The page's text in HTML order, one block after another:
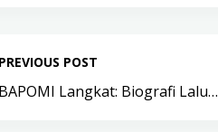
PREVIOUS POST
BAPOMI Langkat: Biografi Lalu…